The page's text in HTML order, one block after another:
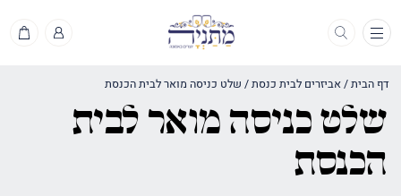
תפריט
דף הבית/אביזרים לבית כנסת/ שלט כניסה מואר לבית הכנסת
שלט כניסה מואר לבית
הכנסת